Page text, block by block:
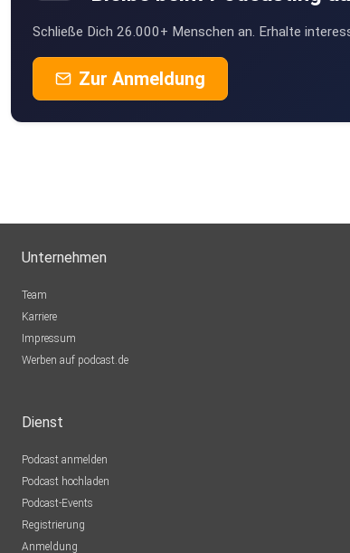
Marburg
Podtanbu
Dormagen
Schließe Dich 26.000+ Menschen an. Erhalte
Zur Anmeldung
Unternehmen
Team
Karriere
Impressum
Werben auf podcast.de
Dienst
Podcast anmelden
Podcast hochladen
Podcast-Events
Registrierung
Anmeldung